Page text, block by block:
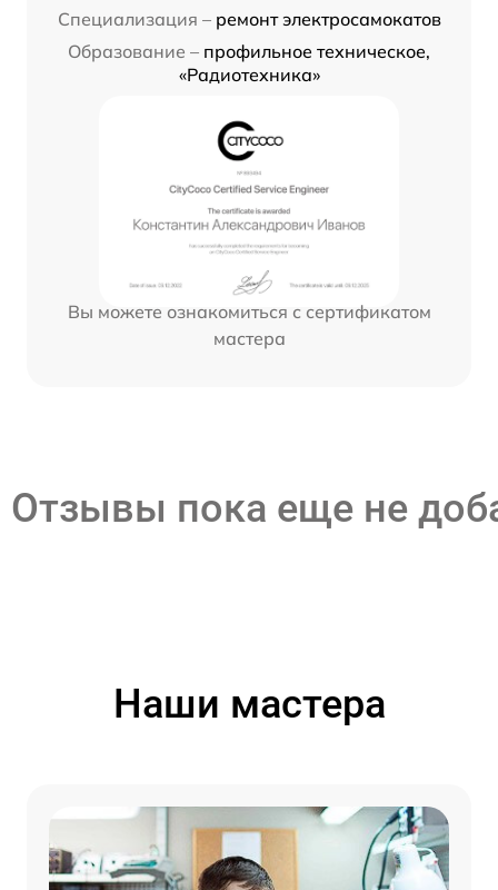
Специализация – ремонт электросамокатов
Образование – профильное техническое,
«Радиотехника»
Вы можете ознакомиться с сертификатом
мастера
Отзывы пока еще не
Наши мастера